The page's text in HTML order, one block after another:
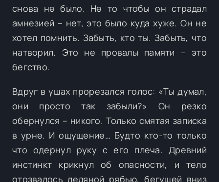
снова не было. Не то чтобы он страдал
амнезией – нет, это было куда хуже. Он не
хотел помнить. Забыть, кто ты. Забыть, что
натворил. Это не провалы памяти – это
бегство.
Вдруг в ушах прорезался голос: «Ты думал,
они просто так забыли?» Он резко
обернулся – никого. Только смятая записка
в урне. И ощущение… Будто кто-то только
что одернул руку с его плеча. Древний
инстинкт крикнул об опасности, и тело
отозвалось ледяной рябью, бегущей вниз